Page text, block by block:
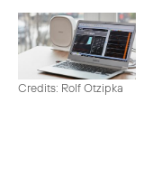
Credits: Rolf Otzipka